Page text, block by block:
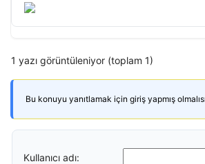
1 yazı görüntüleniyor (toplam 1)
Bu konuyu yanıtlamak için giriş yapmış
Kullanıcı adı: